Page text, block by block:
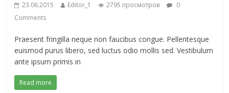
23.06.2015 Editor_1 2795 просмотров
0
Comments
Praesent fringilla neque non faucibus congue. Pellentesque
euismod purus libero, sed luctus odio mollis sed. Vestibulum
ante ipsum primis in
Read more